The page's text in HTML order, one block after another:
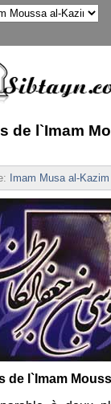
de l`Imam
Imam Musa al-Kazim
de l`Imam